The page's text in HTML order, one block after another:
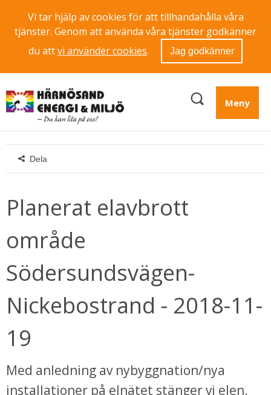
Vi tar hjälp av cookies för att tillhandahålla våra
tjänster. Genom att använda våra tjänster godkänner
du attvi använder cookies. Jag godkänner
Meny
Dela
Planerat elavbrott
område
Södersundsvägen-
Nickebostrand - 2018-11-
19
Med anledning av nybyggnation/nya
installationer på elnätet stänger vi elen.